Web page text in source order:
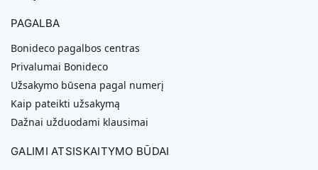
PAGALBA
Bonideco pagalbos centras
Privalumai Bonideco
Užsakymo būsena pagal numerį
Kaip pateikti užsakymą
Dažnai užduodami klausimai
GALIMI ATSISKAITYMO BŪDAI